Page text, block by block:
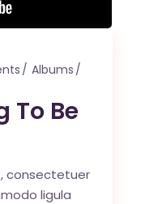
Albums
To Be
consectetuer
ligula